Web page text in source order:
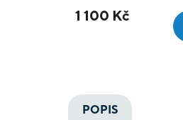
1 100 Kč
POPIS